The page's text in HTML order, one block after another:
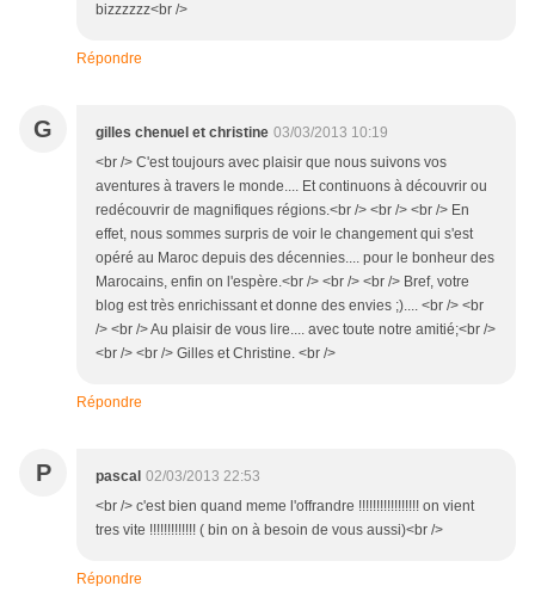
bizzzzzz<br />
Répondre
G gilles chenuel et christine 03/03/2013 10:19
<br /> C'est toujours avec plaisir que nous suivons vos
aventures à travers le monde.... Et continuons à découvrir ou
redécouvrir de magnifiques régions.<br /> <br /> <br /> En
effet, nous sommes surpris de voir le changement qui s'est
opéré au Maroc depuis des décennies.... pour le bonheur des
Marocains, enfin on l'espère.<br /> <br /> <br /> Bref, votre
blog est très enrichissant et donne des envies ;).... <br /> <br
/> <br /> Au plaisir de vous lire.... avec toute notre amitié;<br />
<br /> <br /> Gilles et Christine. <br />
Répondre
P pascal 02/03/2013 22:53
<br /> c'est bien quand meme l'offrandre !!!!!!!!!!!!!!!!! on vient
tres vite !!!!!!!!!!!!! ( bin on à besoin de vous aussi)<br />
Répondre